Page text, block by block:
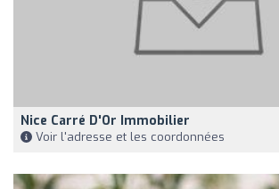
Nice Carré D'Or Immobilier
Voir l'adresse et les coordonnées